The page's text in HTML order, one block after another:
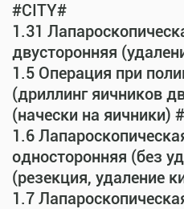
#CITY#
1.31
двусторонняя
1.5 Операция при
(дриллинг яичников
(начески на яичники)
1.6
односторонняя (без
(резекция, удаление
1.7